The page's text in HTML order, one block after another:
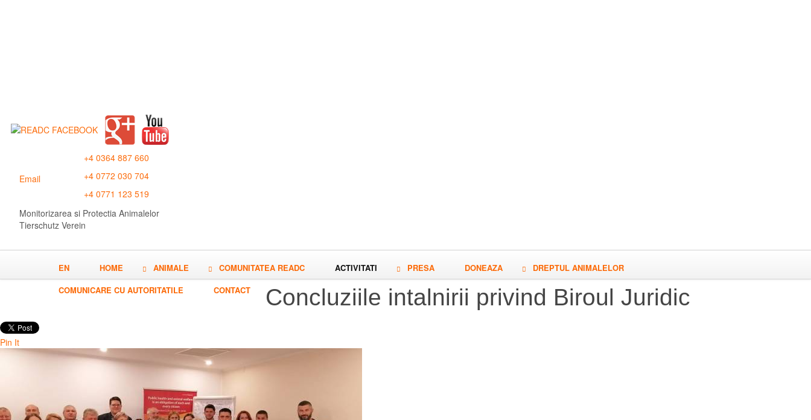
Email
+4 0364 887 660
+4 0772 030 704
+4 0771 123 519
Monitorizarea si Protectia Animalelor
Tierschutz Verein
EN HOME ANIMALE COMUNITATEA READC ACTIVITATI PRESA DONEAZA
DREPTUL ANIMALELOR
COMUNICARE CU AUTORITATILE
CONTACT Concluziile intalnirii privind Biroul Juridic
Pin It